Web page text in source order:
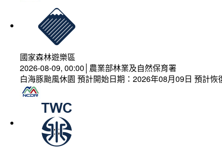
國家森林遊樂區
2026-08-09, 00:00│農業部林業及自然保育署
白海豚颱風休園 預計開始日期：2026年08月09日 預計